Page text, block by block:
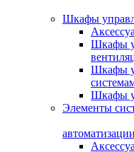
Шкафы
Шкафы
Шкафы
Шкафы
Элементы
автоматизации